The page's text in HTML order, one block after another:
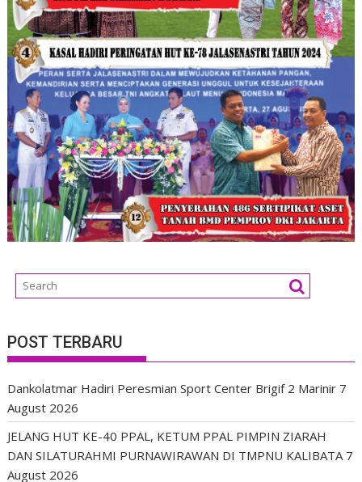
POST TERBARU
Dankolatmar Hadiri Peresmian Sport Center Brigif 2 Marinir 7
August 2026
JELANG HUT KE-40 PPAL, KETUM PPAL PIMPIN ZIARAH
DAN SILATURAHMI PURNAWIRAWAN DI TMPNU KALIBATA 7
August 2026